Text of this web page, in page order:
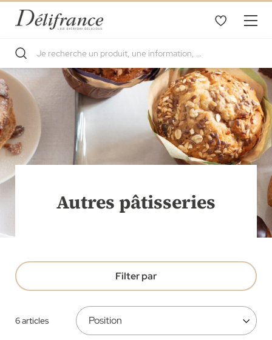
Autres pâtisseries
6articles
Filter par